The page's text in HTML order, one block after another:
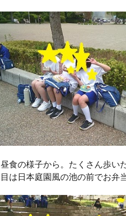
昼食の様子から。たくさん歩い
目は日本庭園風の池の前でお弁